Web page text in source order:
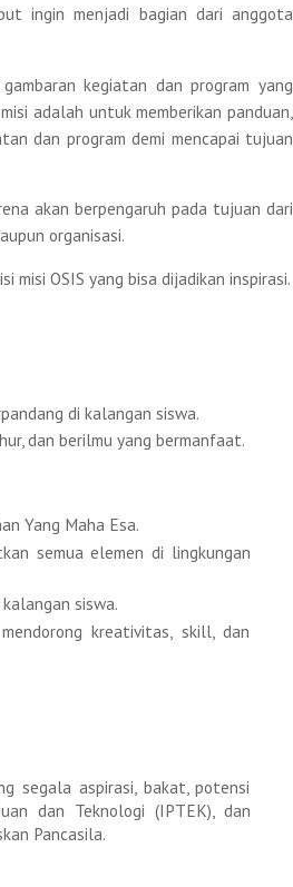
ingin menjadi bagian dari anggota
kegiatan dan program yang
adalah untuk memberikan panduan,
dan program demi mencapai tujuan
akan berpengaruh pada tujuan dari
organisasi.
misi OSIS yang bisa dijadikan inspirasi.
di kalangan siswa.
dan berilmu yang bermanfaat.
Yang Maha Esa.
semua elemen di lingkungan
siswa.
kreativitas, skill, dan
segala aspirasi, bakat, potensi
dan Teknologi (IPTEK), dan
Pancasila.